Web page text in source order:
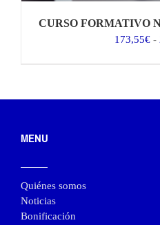
CURSO FORMATIVO
173,55€ -
MENU
Quiénes somos
Noticias
Bonificación